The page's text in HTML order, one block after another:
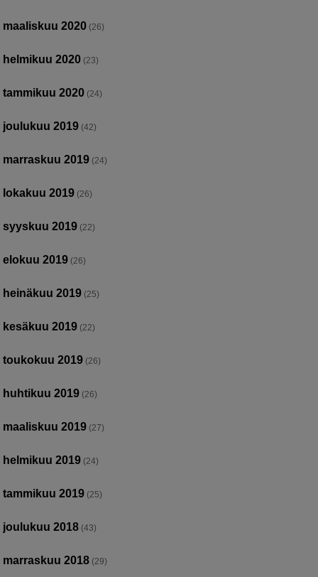
maaliskuu 2020 (26)
helmikuu 2020 (23)
tammikuu 2020 (24)
joulukuu 2019 (42)
marraskuu 2019 (24)
lokakuu 2019 (26)
syyskuu 2019 (22)
elokuu 2019 (26)
heinäkuu 2019 (25)
kesäkuu 2019 (22)
toukokuu 2019 (26)
huhtikuu 2019 (26)
maaliskuu 2019 (27)
helmikuu 2019 (24)
tammikuu 2019 (25)
joulukuu 2018 (43)
marraskuu 2018 (29)